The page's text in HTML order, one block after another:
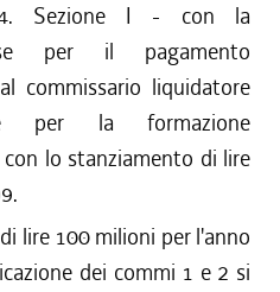
Sezione I - con la
per il pagamento
commissario liquidatore
per la formazione
con lo stanziamento di lire
lire 100 milioni per l'anno
dei commi 1 e 2 si